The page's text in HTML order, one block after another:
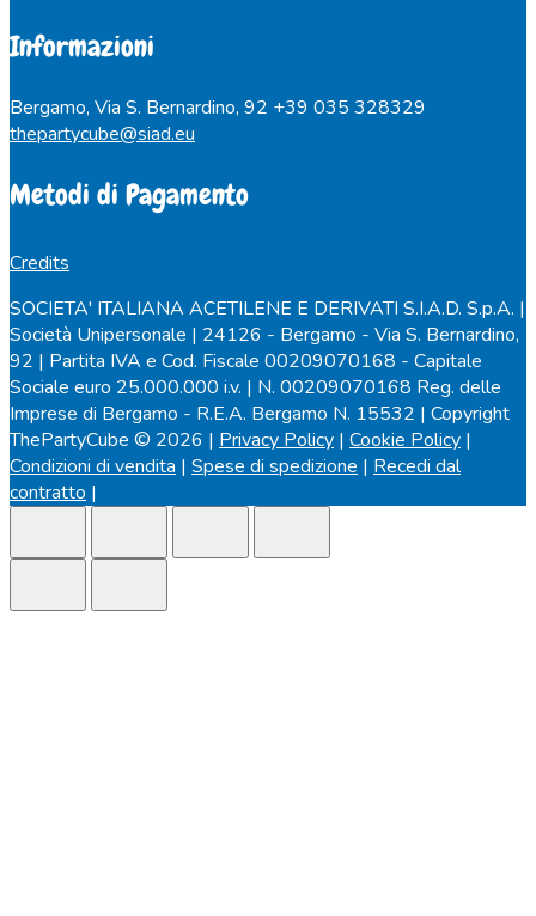
Informazioni
Bergamo, Via S. Bernardino, 92 +39 035 328329
thepartycube@siad.eu
Metodi di Pagamento
Credits
SOCIETA' ITALIANA ACETILENE E DERIVATI S.I.A.D. S.p.A. |
Società Unipersonale | 24126 - Bergamo - Via S. Bernardino,
92 | Partita IVA e Cod. Fiscale 00209070168 - Capitale
Sociale euro 25.000.000 i.v. | N. 00209070168 Reg. delle
Imprese di Bergamo - R.E.A. Bergamo N. 15532 | Copyright
ThePartyCube © 2026 | Privacy Policy | Cookie Policy |
Condizioni di vendita | Spese di spedizione | Recedi dal
contratto |